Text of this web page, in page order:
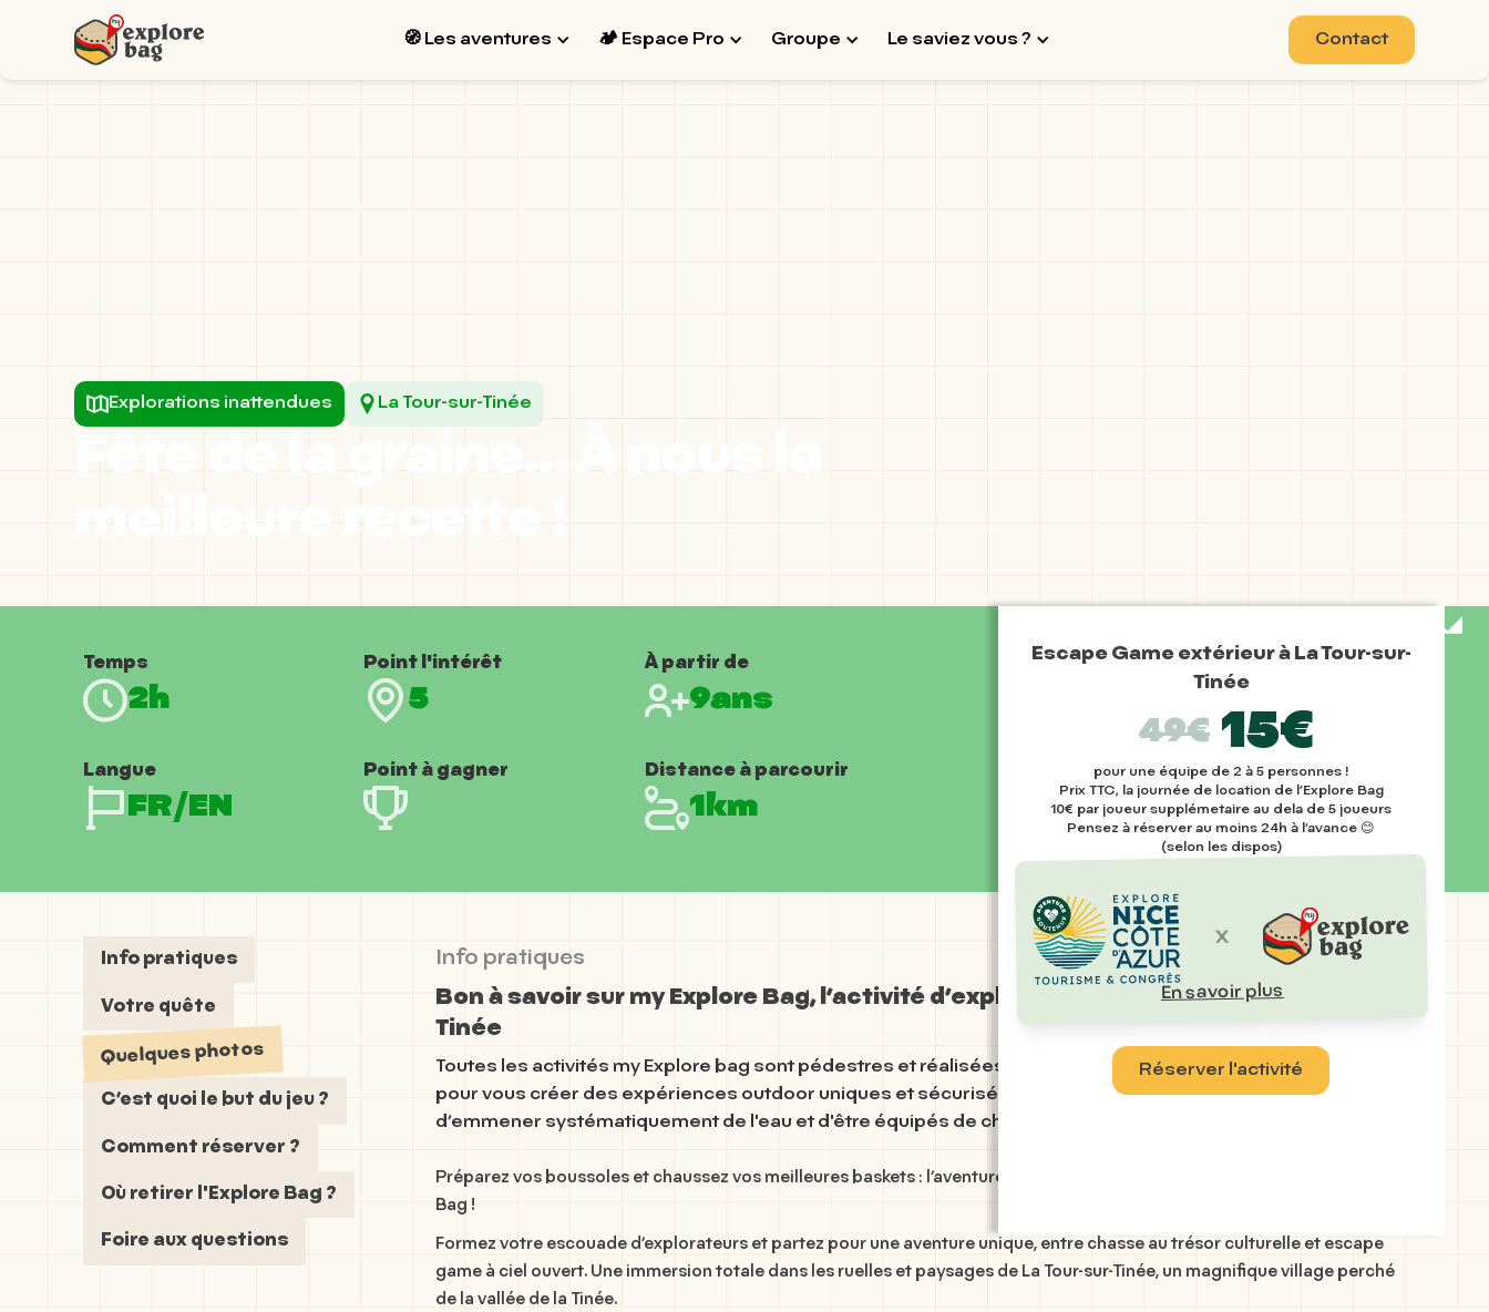
🧭 Les aventures 🏕 Espace Pro Groupe Le saviez vous ? Contact
Explorations inattendues La Tour-sur-Tinée
Fête de la graine... À nous la
meilleure recette !
Escape Game extérieur à La Tour-sur-
Tinée
49€ 15€
pour une équipe de 2 à 5 personnes !
Prix TTC, la journée de location de l’Explore Bag
10€ par joueur supplémetaire au dela de 5 joueurs
Pensez à réserver au moins 24h à l’avance 😊
(selon les dispos)
x
En savoir plus
Réserver l'activité
Temps
2h
Point l'intérêt
5
À partir de
9ans
Langue
FR/EN
Point à gagner Distance à parcourir
1km
Info pratiques
Votre quête
Quelques photos
C’est quoi le but du jeu ?
Comment réserver ?
Où retirer l'Explore Bag ?
Foire aux questions
Info pratiques
Bon à savoir sur my Explore Bag, l’activité d’exploration en plein air à La Tour-sur-
Tinée
Toutes les activités my Explore bag sont pédestres et réalisées par nos équipes qui se rendent sur place
pour vous créer des expériences outdoor uniques et sécurisées. Nous conseillons à tous nos joueurs
d’emmener systématiquement de l'eau et d'être équipés de chaussures fermées pour réaliser le parcours !
Préparez vos boussoles et chaussez vos meilleures baskets : l’aventure vous attend à
Bag !
Formez votre escouade d’explorateurs et partez pour une aventure unique, entre chasse au trésor culturelleet escape
game à ciel ouvert. Une immersion totale dans les ruelles et paysages de La Tour-sur-Tinée, un magnifique village perché
de la vallée de la Tinée.